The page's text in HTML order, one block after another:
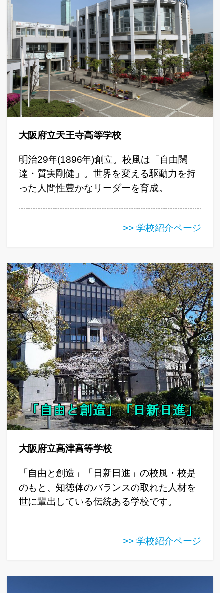
大阪府立天王寺高等学校
明治29年(1896年)創立。校風は「自由闊
達・質実剛健」。世界を変える駆動力を持
った人間性豊かなリーダーを育成。
>> 学校紹介ページ
大阪府立高津高等学校
「自由と創造」「日新日進」の校風・校是
のもと、知徳体のバランスの取れた人材を
世に輩出している伝統ある学校です。
>> 学校紹介ページ